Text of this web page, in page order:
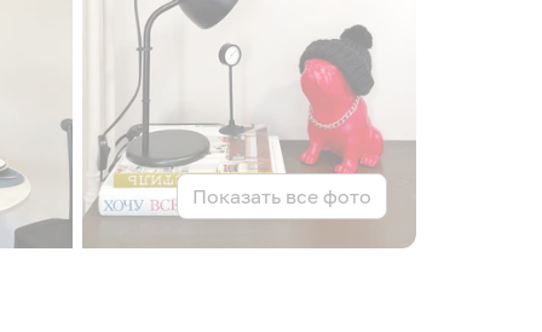
Показать все фото